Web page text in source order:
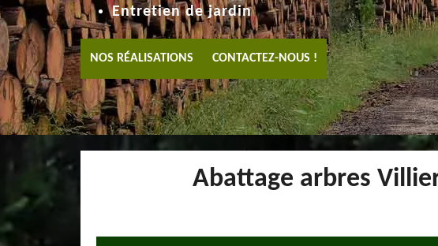
Entretien de jardin
NOS RÉALISATIONS CONTACTEZ-NOUS !
Abattage arbres